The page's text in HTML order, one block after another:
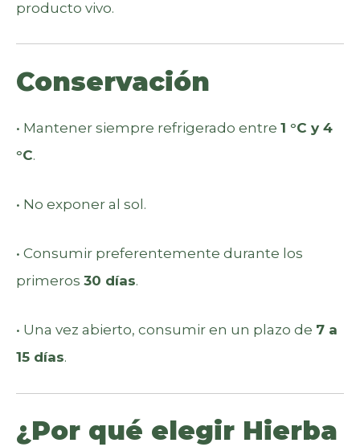
producto vivo.
Conservación
• Mantener siempre refrigerado entre 1 °C y 4
°C.
• No exponer al sol.
• Consumir preferentemente durante los
primeros 30 días.
• Una vez abierto, consumir en un plazo de 7 a
15 días.
¿Por qué elegir Hierba